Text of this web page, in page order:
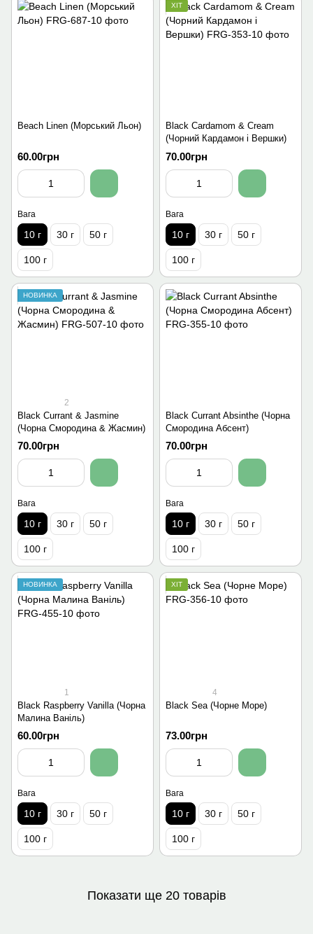
Beach Linen (Морський Льон)
60.00грн
Вага
10 г 30 г 50 г
100 г
ХІТ
Black Cardamom & Cream
(Чорний Кардамон і Вершки)
70.00грн
Вага
10 г 30 г 50 г
100 г
НОВИНКА
2
Black Currant & Jasmine
(Чорна Смородина & Жасмин)
70.00грн
Вага
10 г 30 г 50 г
100 г
Black Currant Absinthe (Чорна
Смородина Абсент)
70.00грн
Вага
10 г 30 г 50 г
100 г
НОВИНКА
1
Black Raspberry Vanilla (Чорна
Малина Ваніль)
60.00грн
Вага
10 г 30 г 50 г
100 г
ХІТ
4
Black Sea (Чорне Море)
73.00грн
Вага
10 г 30 г 50 г
100 г
Показати ще 20 товарів